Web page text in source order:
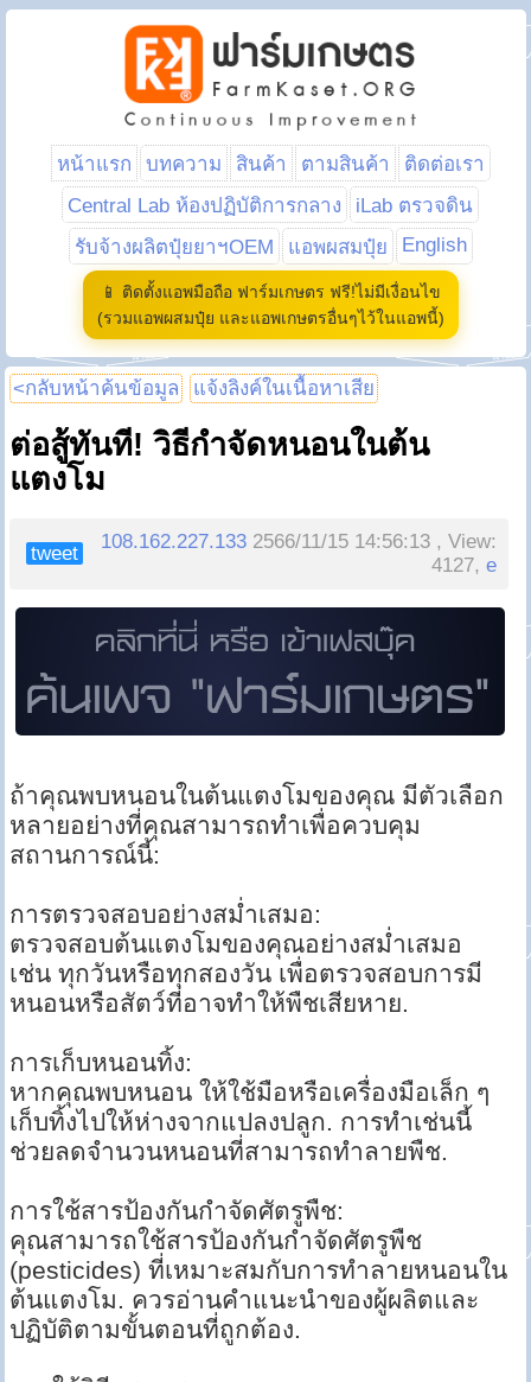
หน้าแรก บทความ สินค้า ตามสินค้า
ติดต่อเรา
Central Lab ห้องปฏิบัติการกลาง
iLab ตรวจดิน
รับจ้างผลิตปุ๋ยยาฯOEM
แอพผสมปุ๋ย English
📱 ติดตั้งแอพมือถือ ฟาร์มเกษตร ฟรี!ไม่มีเงื่อนไข
(รวมแอพผสมปุ๋ย และแอพเกษตรอื่นๆไว้ในแอพนี้)
<กลับหน้าค้นข้อมูล แจ้งลิงค์ในเนื้อหาเสีย
ต่อสู้ทันที! วิธีกำจัดหนอนในต้น
แตงโม
tweet
108.162.227.133 2566/11/15 14:56:13 , View:
4127,e
ถ้าคุณพบหนอนในต้นแตงโมของคุณ มีตัวเลือก
หลายอย่างที่คุณสามารถทำเพื่อควบคุม
สถานการณ์นี้:
การตรวจสอบอย่างสม่ำเสมอ:
ตรวจสอบต้นแตงโมของคุณอย่างสม่ำเสมอ
เช่น ทุกวันหรือทุกสองวัน เพื่อตรวจสอบการมี
หนอนหรือสัตว์ที่อาจทำให้พืชเสียหาย.
การเก็บหนอนทิ้ง:
หากคุณพบหนอน ให้ใช้มือหรือเครื่องมือเล็ก ๆ
เก็บทิ้งไปให้ห่างจากแปลงปลูก. การทำเช่นนี้
ช่วยลดจำนวนหนอนที่สามารถทำลายพืช.
การใช้สารป้องกันกำจัดศัตรูพืช:
คุณสามารถใช้สารป้องกันกำจัดศัตรูพืช
(pesticides) ที่เหมาะสมกับการทำลายหนอนใน
ต้นแตงโม. ควรอ่านคำแนะนำของผู้ผลิตและ
ปฏิบัติตามขั้นตอนที่ถูกต้อง.